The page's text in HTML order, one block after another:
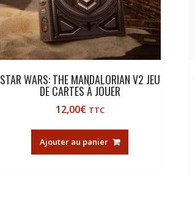
STAR WARS: THE MANDALORIAN V2 JEU
DE CARTES À JOUER
12,00€ TTC
Ajouter au panier